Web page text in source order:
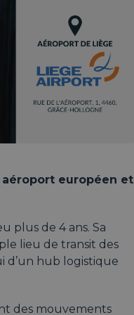
aéroport européen et
plus de 4 ans. Sa
lieu de transit des
d’un hub logistique
des mouvements